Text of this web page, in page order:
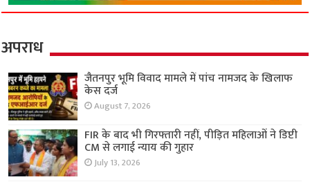
अपराध
जैतनपुर भूमि विवाद मामले में पांच नामजद के खिलाफ
केस दर्ज
August 7, 2026
FIR के बाद भी गिरफ्तारी नहीं, पीड़ित महिलाओं ने डिप्टी
CM से लगाई न्याय की गुहार
July 13, 2026